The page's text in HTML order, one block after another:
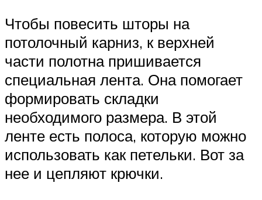
Чтобы повесить шторы на
потолочный карниз, к верхней
части полотна пришивается
специальная лента. Она помогает
формировать складки
необходимого размера. В этой
ленте есть полоса, которую можно
использовать как петельки. Вот за
нее и цепляют крючки.